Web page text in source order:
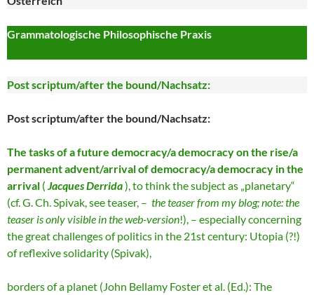
Grammatologische Philosophische Praxis
Post scriptum/after the bound/Nachsatz:
Post scriptum/after the bound/Nachsatz:
The tasks of a future democracy/a democracy on the rise/a
permanent advent/arrival of democracy/a democracy in the
arrival ( Jacques Derrida), to think the subject as „planetary“
(cf. G. Ch. Spivak, see teaser, – the teaser from my blog; note: the
teaser is only visible in the web-version!), – especially concerning
the great challenges of politics in the 21st century: Utopia (?!)
of reflexive solidarity (Spivak),
borders of a planet (John Bellamy Foster et al. (Ed.): The